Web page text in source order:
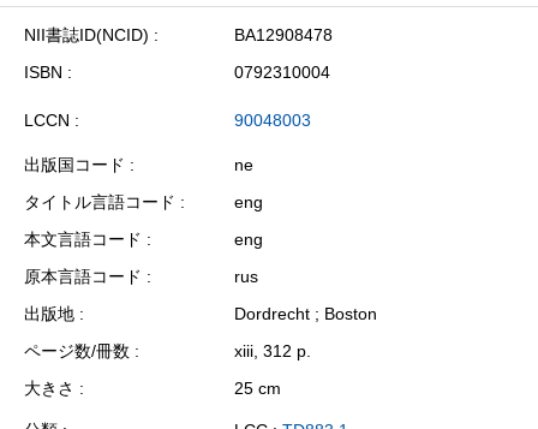
NII書誌ID(NCID)
BA12908478
ISBN
0792310004
LCCN 90048003
出版国コード
ne
タイトル言語コード
eng
本文言語コード
eng
原本言語コード
rus
出版地
Dordrecht ; Boston
ページ数/冊数
xiii, 312 p.
大きさ
25 cm